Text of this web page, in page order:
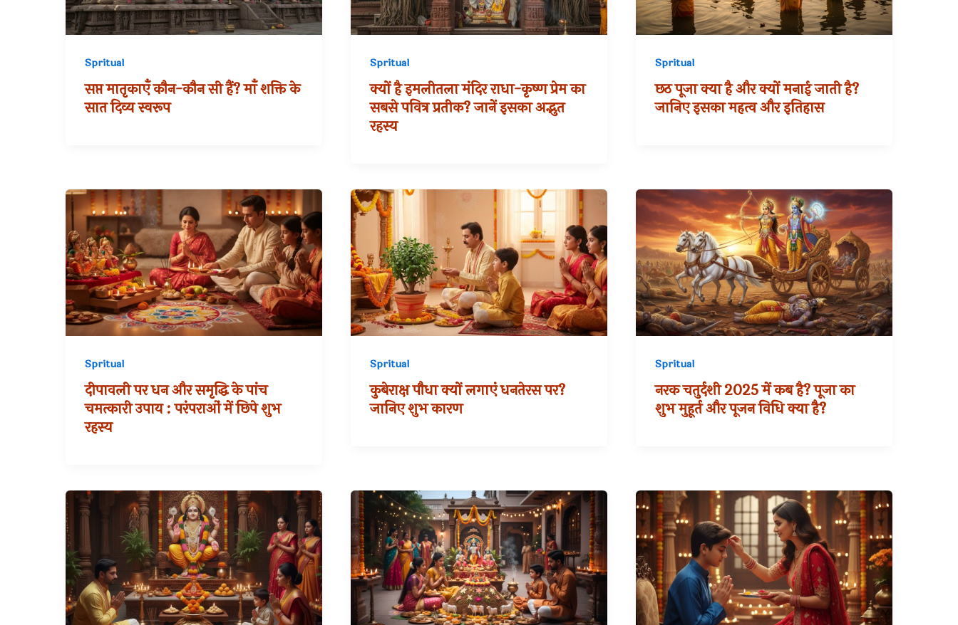
Spritual
सप्त मातृकाएँ कौन-कौन सी हैं? माँ शक्ति के
सात दिव्य स्वरूप
Spritual
क्यों है इमलीतला मंदिर राधा-कृष्ण प्रेम का
सबसे पवित्र प्रतीक? जानें इसका अद्भुत
रहस्य
Spritual
छठ पूजा क्या है और क्यों मनाई जाती है?
जानिए इसका महत्व और इतिहास
Spritual
दीपावली पर धन और समृद्धि के पांच
चमत्कारी उपाय : परंपराओं में छिपे शुभ
रहस्य
Spritual
कुबेराक्ष पौधा क्यों लगाएं धनतेरस पर?
जानिए शुभ कारण
Spritual
नरक चतुर्दशी 2025 में कब है? पूजा का
शुभ मुहूर्त और पूजन विधि क्या है?